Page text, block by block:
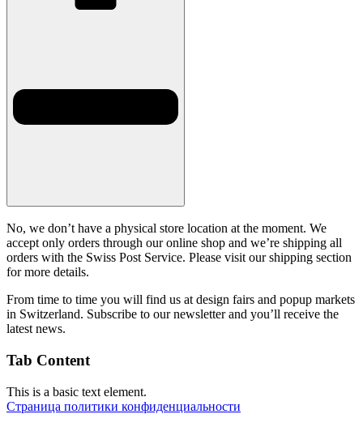
No, we don’t have a physical store location at the moment. We
accept only orders through our online shop and we’re shipping all
orders with the Swiss Post Service. Please visit our shipping section
for more details.
From time to time you will find us at design fairs and popup markets
in Switzerland. Subscribe to our newsletter and you’ll receive the
latest news.
Tab Content
This is a basic text element.
Страница политики конфиденциальности